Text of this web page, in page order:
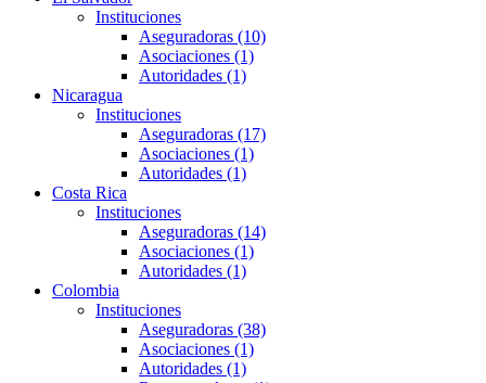
Instituciones
Aseguradoras (10)
Asociaciones (1)
Autoridades (1)
Nicaragua
Instituciones
Aseguradoras (17)
Asociaciones (1)
Autoridades (1)
Costa Rica
Instituciones
Aseguradoras (14)
Asociaciones (1)
Autoridades (1)
Colombia
Instituciones
Aseguradoras (38)
Asociaciones (1)
Autoridades (1)